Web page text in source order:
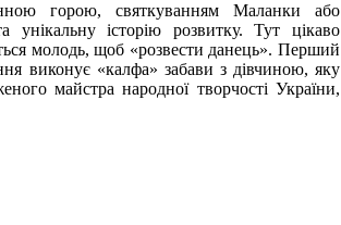
горою, святкуванням Маланки або
унікальну історію розвитку. Тут цікаво
молодь, щоб «розвести данець». Перший
виконує «калфа» забави з дівчиною, яку
майстра народної творчості України,